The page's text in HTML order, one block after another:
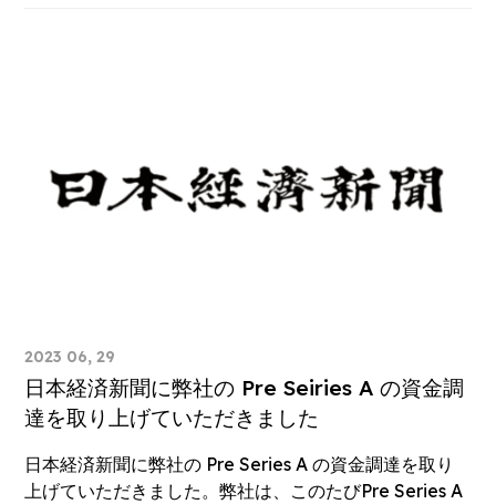
2023 06, 29
日本経済新聞に弊社の Pre Seiries A の資金調
達を取り上げていただきました
日本経済新聞に弊社の Pre Series A の資金調達を取り
上げていただきました。弊社は、このたびPre Series A